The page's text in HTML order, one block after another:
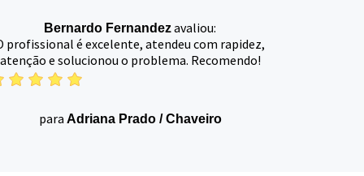
Bernardo Fernandezavaliou:
profissional é excelente, atendeu com rapidez,
atenção e solucionou o problema. Recomendo!
para Adriana Prado/Chaveiro